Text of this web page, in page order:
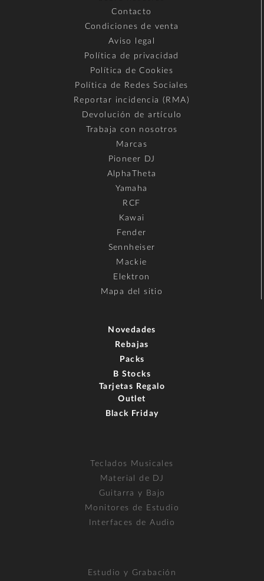
Contacto
Condiciones de venta
Aviso legal
Política de privacidad
Política de Cookies
Política de Redes Sociales
Reportar incidencia (RMA)
Devolución de artículo
Trabaja con nosotros
Marcas
Pioneer DJ
AlphaTheta
Yamaha
RCF
Kawai
Fender
Sennheiser
Mackie
Elektron
Mapa del sitio
Novedades
Rebajas
Packs
B Stocks
Tarjetas Regalo
Outlet
Black Friday
Teclados Musicales
Material de DJ
Guitarra y Bajo
Monitores de Estudio
Interfaces de Audio
Estudio y Grabación